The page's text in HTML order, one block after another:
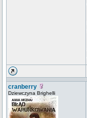
cranberry
Dziewczyna Brighelli